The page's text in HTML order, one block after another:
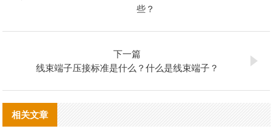
些？
下一篇
线束端子压接标准是什么？什么是线束端子？
相关文章